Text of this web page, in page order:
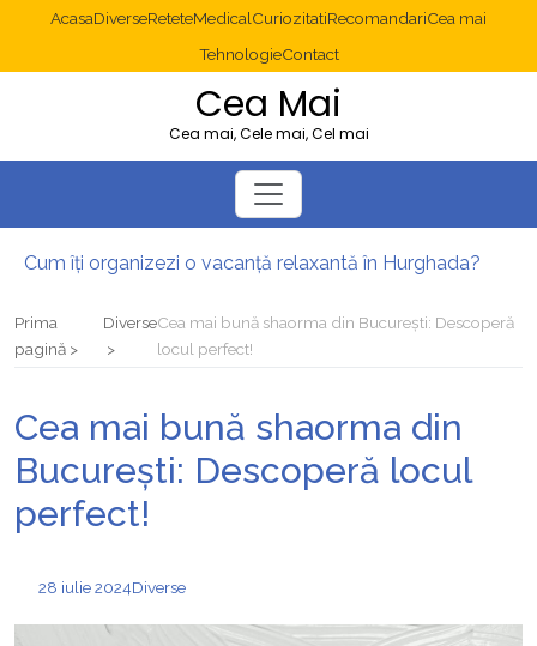
AcasaDiverseReteteMedicalCuriozitatiRecomandariCea mai
TehnologieContact
Cea Mai
Cea mai, Cele mai, Cel mai
Cum îți organizezi o vacanță relaxantă în Hurghada?
Multisite WordPress și Mastodon: cum gestionezi mai multe site-uri
Prima
pagină
DiverseCea mai bună shaorma din București: Descoperă
locul perfect!
Cea mai bună shaorma din
București: Descoperă locul
perfect!
28 iulie 2024Diverse